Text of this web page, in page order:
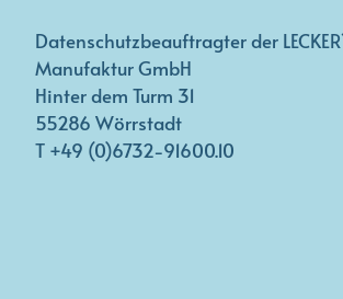
Datenschutzbeauftragter der
Manufaktur GmbH
Hinter dem Turm 31
55286 Wörrstadt
T +49 (0)6732-91600.10